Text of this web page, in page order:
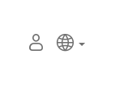
语
言
主动语
中文